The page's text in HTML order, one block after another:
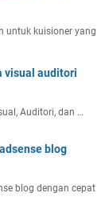
untuk kuisioner yang
visual auditori
Auditori, dan …
blog
blog dengan cepat